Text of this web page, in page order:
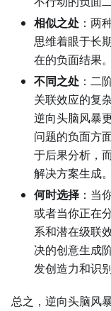
相似之处 ：两
思维着眼于长
在的负面结果
不同之处 ：二
关联效应的复
逆向头脑风暴
问题的负面方
于后果分析，
解决方案生成。
何时选择 ：当
或者当你正在
系和潜在级联
决的创意生成
发创造力和识
总之，逆向头脑风